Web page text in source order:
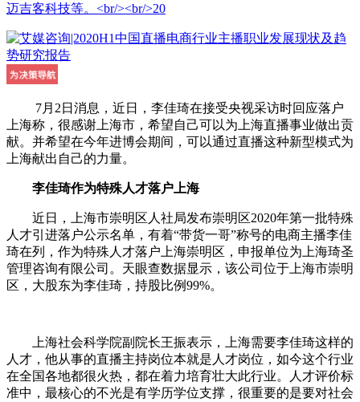
迈吉客科技等。<br/><br/>20
7月2日消息，近日，李佳琦在接受央视采访时回应落户
上海称，很感谢上海市，希望自己可以为上海直播事业做出贡
献。并希望在今年进博会期间，可以通过直播这种新型模式为
上海献出自己的力量。
李佳琦作为特殊人才落户上海
近日，上海市崇明区人社局发布崇明区2020年第一批特殊
人才引进落户公示名单，有着“带货一哥”称号的电商主播李佳
琦在列，作为特殊人才落户上海崇明区，申报单位为上海琦圣
管理咨询有限公司。天眼查数据显示，该公司位于上海市崇明
区，大股东为李佳琦，持股比例99%。
上海社会科学院副院长王振表示，上海需要李佳琦这样的
人才，他从事的直播主持岗位本就是人才岗位，如今这个行业
在全国各地都很火热，都在着力培育壮大此行业。人才评价标
准中，最核心的不光是有学历学位支撑，很重要的是要对社会